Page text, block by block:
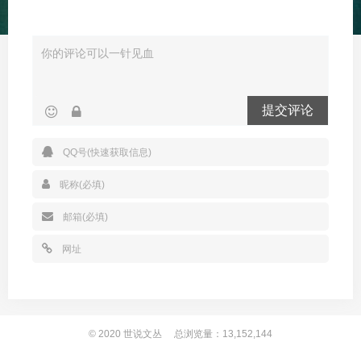
提交评论
© 2020 世说文丛 总浏览量：13,152,144